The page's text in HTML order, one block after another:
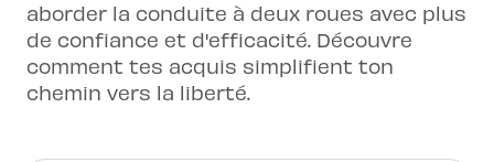
aborder la conduite à deux roues avec plus
de confiance et d'efficacité. Découvre
comment tes acquis simplifient ton
chemin vers la liberté.